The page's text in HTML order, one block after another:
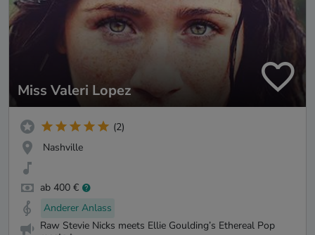
Miss Valeri Lopez
(2)
Nashville
ab 400 €
Anderer Anlass
Raw Stevie Nicks meets Ellie Goulding’s Ethereal Pop